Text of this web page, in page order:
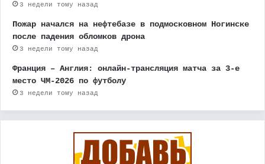
3 недели тому назад
Пожар начался на нефтебазе в подмосковном Ногинске
после падения обломков дрона
3 недели тому назад
Франция – Англия: онлайн-трансляция матча за 3-е
место ЧМ-2026 по футболу
3 недели тому назад